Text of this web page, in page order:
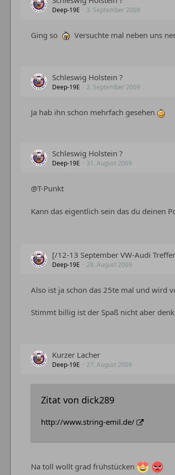
Deep-19E 3. September 2009
Ging so Versuchte mal neben uns
Schleswig Holstein ?
Deep-19E 2. September 2009
Ja hab ihn schon mehrfach gesehen
Schleswig Holstein ?
Deep-19E 31. August 2009
@T-Punkt
Kann das eigentlich sein das du deinen
[/12-13 September VW-Audi
Deep-19E 28. August 2009
Also ist ja schon das 25te mal und wird
Stimmt billig ist der Spaß nicht aber
Kurzer Lacher
Deep-19E 27. August 2009
Zitat von dick289
http://www.string-emil.de/
Na toll wollt grad frühstücken